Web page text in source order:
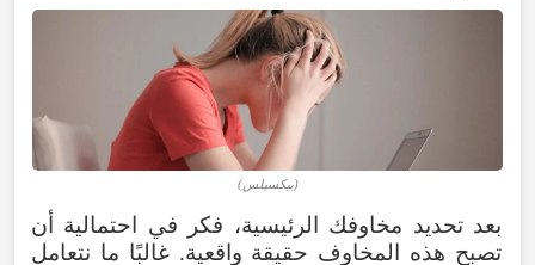
(بيكسيلس)
بعد تحديد مخاوفك الرئيسية، فكر في احتمالية أن
تصبح هذه المخاوف حقيقة واقعية. غالبًا ما نتعامل